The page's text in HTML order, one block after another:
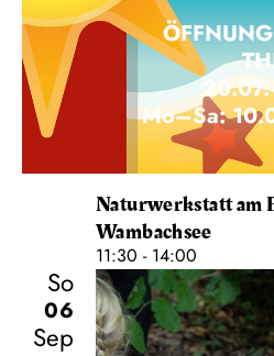
Mo–Sa:
Naturwerkstatt am
Wambachsee
11:30 - 14:00
So
06
Sep